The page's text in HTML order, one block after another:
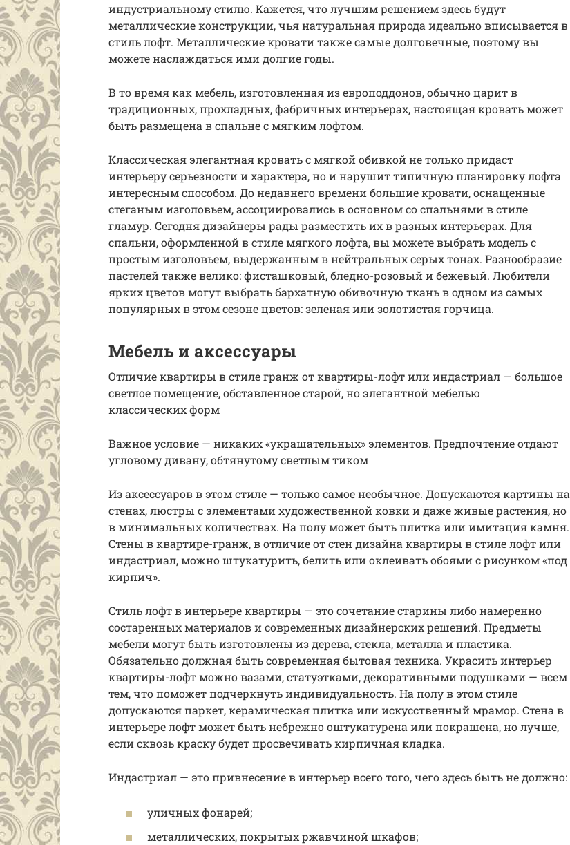
индустриальному стилю. Кажется, что лучшим решением здесь будут
металлические конструкции, чья натуральная природа идеально вписывается в
стиль лофт. Металлические кровати также самые долговечные, поэтому вы
можете наслаждаться ими долгие годы.
В то время как мебель, изготовленная из европоддонов, обычно царит в
традиционных, прохладных, фабричных интерьерах, настоящая кровать может
быть размещена в спальне с мягким лофтом.
Классическая элегантная кровать с мягкой обивкой не только придаст
интерьеру серьезности и характера, но и нарушит типичную планировку лофта
интересным способом. До недавнего времени большие кровати, оснащенные
стеганым изголовьем, ассоциировались в основном со спальнями в стиле
гламур. Сегодня дизайнеры рады разместить их в разных интерьерах. Для
спальни, оформленной в стиле мягкого лофта, вы можете выбрать модель с
простым изголовьем, выдержанным в нейтральных серых тонах. Разнообразие
пастелей также велико: фисташковый, бледно-розовый и бежевый. Любители
ярких цветов могут выбрать бархатную обивочную ткань в одном из самых
популярных в этом сезоне цветов: зеленая или золотистая горчица.
Мебель и аксессуары
Отличие квартиры в стиле гранж от квартиры-лофт или индастриал — большое
светлое помещение, обставленное старой, но элегантной мебелью
классических форм
Важное условие — никаких «украшательных» элементов. Предпочтение отдают
угловому дивану, обтянутому светлым тиком
Из аксессуаров в этом стиле — только самое необычное. Допускаются картины на
стенах, люстры с элементами художественной ковки и даже живые растения, но
в минимальных количествах. На полу может быть плитка или имитация камня.
Стены в квартире-гранж, в отличие от стен дизайна квартиры в стиле лофт или
индастриал, можно штукатурить, белить или оклеивать обоями с рисунком «под
кирпич».
Стиль лофт в интерьере квартиры — это сочетание старины либо намеренно
состаренных материалов и современных дизайнерских решений. Предметы
мебели могут быть изготовлены из дерева, стекла, металла и пластика.
Обязательно должная быть современная бытовая техника. Украсить интерьер
квартиры-лофт можно вазами, статуэтками, декоративными подушками — всем
тем, что поможет подчеркнуть индивидуальность. На полу в этом стиле
допускаются паркет, керамическая плитка или искусственный мрамор. Стена в
интерьере лофт может быть небрежно оштукатурена или покрашена, но лучше,
если сквозь краску будет просвечивать кирпичная кладка.
Индастриал — это привнесение в интерьер всего того, чего здесь быть не должно:
уличных фонарей;
металлических, покрытых ржавчиной шкафов;